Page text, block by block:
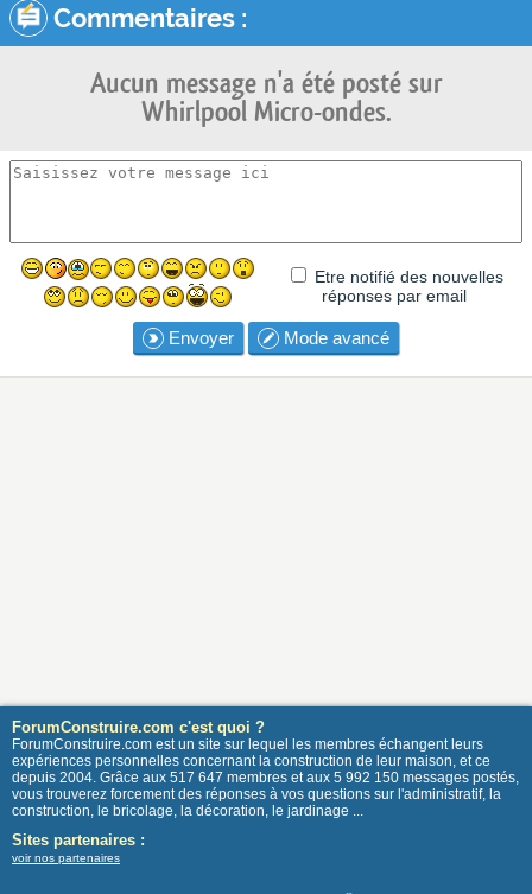
Commentaires :
Aucun message n'a été posté sur
Whirlpool Micro-ondes.
Etre notifié des nouvelles
réponses par email
Envoyer Mode avancé
ForumConstruire.com c'est quoi ?
ForumConstruire.com est un site sur lequel les membres échangent leurs
expériences personnelles concernant la construction de leur maison, et ce
depuis 2004. Grâce aux 517 647 membres et aux 5 992 150 messages postés,
vous trouverez forcement des réponses à vos questions sur l'administratif, la
construction, le bricolage, la décoration, le jardinage ...
Sites partenaires :
voir nos partenaires